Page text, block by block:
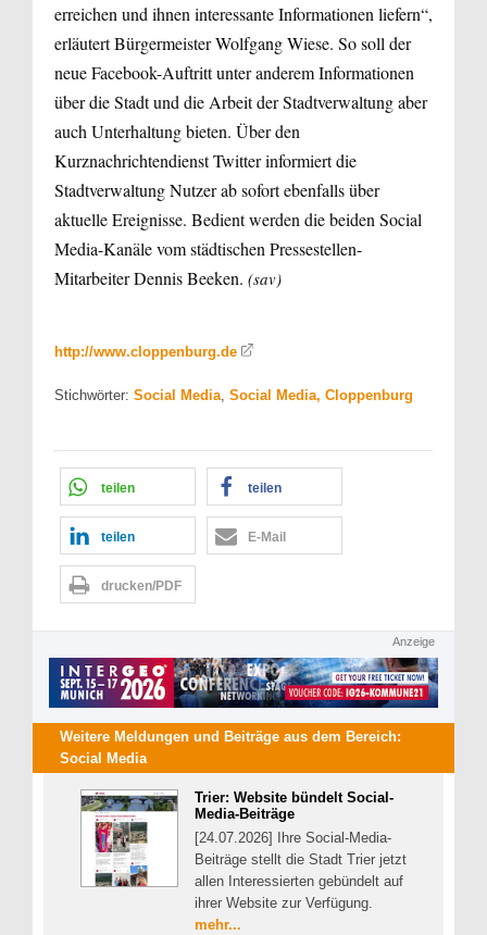
erreichen und ihnen interessante Informationen liefern“,
erläutert Bürgermeister Wolfgang Wiese. So soll der
neue Facebook-Auftritt unter anderem Informationen
über die Stadt und die Arbeit der Stadtverwaltung aber
auch Unterhaltung bieten. Über den
Kurznachrichtendienst Twitter informiert die
Stadtverwaltung Nutzer ab sofort ebenfalls über
aktuelle Ereignisse. Bedient werden die beiden Social
Media-Kanäle vom städtischen Pressestellen-
Mitarbeiter Dennis Beeken. (sav)
http://www.cloppenburg.de
Stichwörter: Social Media Social Media, Cloppenburg
teilen teilen
teilen E-Mail
drucken/PDF
Anzeige
Weitere Meldungen und Beiträge aus dem Bereich:
Social Media
Trier: Website bündelt Social-
Media-Beiträge
[24.07.2026] Ihre Social-Media-
Beiträge stellt die Stadt Trier jetzt
allen Interessierten gebündelt auf
ihrer Website zur Verfügung.
mehr...